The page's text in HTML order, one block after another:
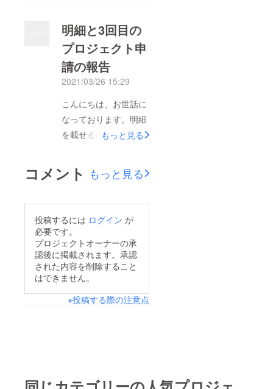
してしまうことをお許
しください。一部文章
に変更があるため、最
後までメッセージをお
読みいただけますと幸
いです。保護活動の一
区切りとして以前のク
ラウドファンディング
まで詳しい近況をお伝
が、保護した猫ちゃん
達は現在も我が家で元
気に暮らしています！
暖かく安全な環境の中
で過ごす彼らの姿を見
るたびに、皆さまから
いただいたご支援がど
ります。こちら でご
視聴下さい3回目のク
ラウドファンディング
の審査が通過し現在公
てこれからの予定や考
え等記載しております
もしご興味があればこ
い子猫ちゃん達ももう
た心配していた膿皮症
も、最近は酷くなる事
無く、落ち着いていま
す♪これからの活動報
告ですが、↑の3回目
のプロジェクト予定に
入っているものに関し
ては↑で全体公開とし
いました。
明細と3回目の
プロジェクト申
請の報告
2021/03/26 15:29
こんにちは、お世話に
なっております。明細
を載せるのをずっと忘
した(汗)母猫ちゃん達
の手術、感染症検査の
ウドファンディングの
申請を出しましたので
ご報告させてもらいま
す。公開前のページは
トの目的や、今後の予
味が御座いましたらお
もっと見る
コメント もっと見る
投稿するには ログイン が
必要です。
プロジェクトオーナーの承
認後に掲載されます。承認
された内容を削除すること
はできません。
※投稿する際の注意点